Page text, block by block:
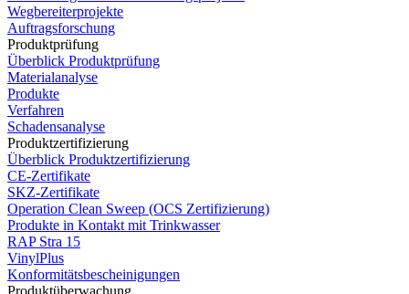
Wegbereiterprojekte
Auftragsforschung
Produktprüfung
Überblick Produktprüfung
Materialanalyse
Produkte
Verfahren
Schadensanalyse
Produktzertifizierung
Überblick Produktzertifizierung
CE-Zertifikate
SKZ-Zertifikate
Operation Clean Sweep (OCS Zertifizierung)
Produkte in Kontakt mit Trinkwasser
RAP Stra 15
VinylPlus
Konformitätsbescheinigungen
Produktüberwachung